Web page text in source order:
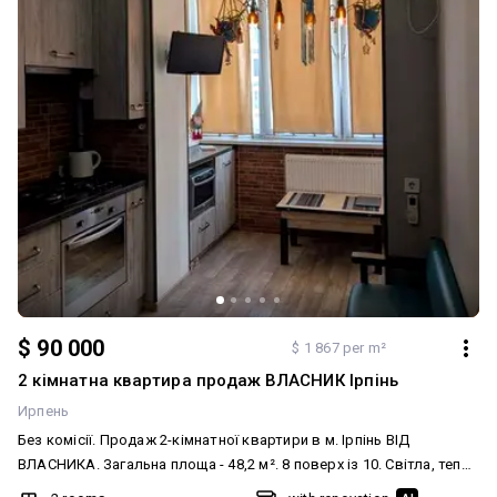
$ 90 000 $ 1 867 per m²
2 кімнатна квартира продаж ВЛАСНИК Ірпінь
Ирпень
Без комісії. Продаж 2-кімнатної квартири в м. Ірпінь ВІД
ВЛАСНИКА. Загальна площа - 48,2 м². 8 поверх із 10. Світла, тепла
квартира з якісним ремонтом, авторською кухнею та великою